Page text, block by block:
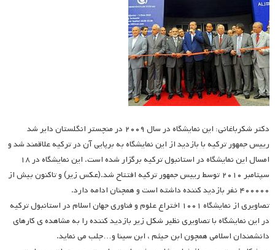
دکتر شکرباغانی: این نمایشگاه در سال ۲۰۰۹ در منچستر انگلستان دایر شد
رییس جمهور ترکیه با بازدید از این نمایشگاه به برپایی آن در ترکیه علاقمند شد و
امسال این نمایشگاه در استانبول ترکیه برگزار شده است. این نمایشگاه در ۱۸
سپتامبر ۲۰۱۰ توسط رییس جمهور ترکیه افتتاح شد.(عکس زیر) و تاکنون بیش از
۴۰۰۰۰۰ نفر بازدید کننده داشته است و همچنان ادامه دارد.
تصاویری از نمایشگاه ۱۰۰۱ اختراع علوم و فناوری جهان اسلام در استانبول ترکیه
در این نمایشگاه با تصاویری نظیر شکل زیر بازدید کننده را به مشاهده ی کارهای
دانشمندان اسلامی همچون ابن حیثم ، ابن سینا و…جلب می نماید.